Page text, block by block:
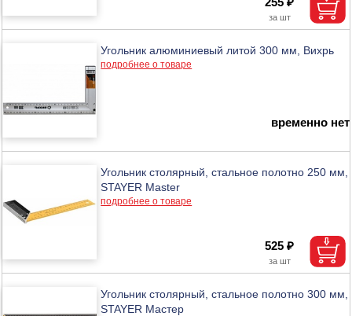
Угольник алюминиевый литой 300 мм, Вихрь
подробнее о товаре
временно нет
Угольник столярный, стальное полотно 250 мм,
STAYER Master
подробнее о товаре
525 ₽
Угольник столярный, стальное полотно 300 мм,
STAYER Мастер